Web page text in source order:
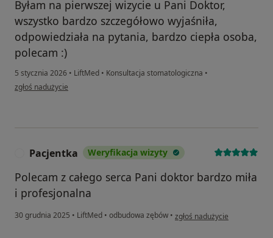
Byłam na pierwszej wizycie u Pani Doktor,
wszystko bardzo szczegółowo wyjaśniła,
odpowiedziała na pytania, bardzo ciepła osoba,
polecam :)
5 stycznia 2026 • LiftMed • Konsultacja stomatologiczna •
w opinii użytkownika Agnieszka
zgłoś nadużycie
Pacjentka Weryfikacja wizyty
Polecam z całego serca Pani doktor bardzo miła
i profesjonalna
30 grudnia 2025 • LiftMed • odbudowa zębów • w opinii użytkownika
zgłoś nadużycie